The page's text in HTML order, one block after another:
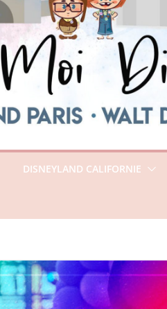
DISNEYLAND CALIFORNIE